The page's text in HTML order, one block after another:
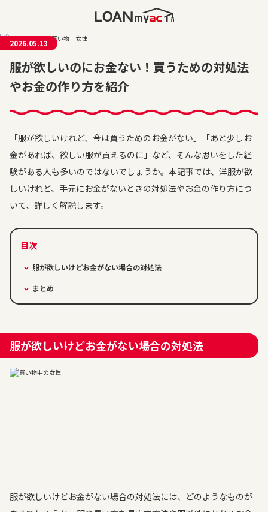
2026.05.13
服が欲しいのにお金ない！買うための対処法
やお金の作り方を紹介
「服が欲しいけれど、今は買うためのお金がない」「あと少しお
金があれば、欲しい服が買えるのに」など、そんな思いをした経
験がある人も多いのではないでしょうか。本記事では、洋服が欲
しいけれど、手元にお金がないときの対処法やお金の作り方につ
いて、詳しく解説します。
服が欲しいけどお金がない場合の対処法
まとめ
服が欲しいけどお金がない場合の対処法
服が欲しいけどお金がない場合の対処法には、どのようなものが